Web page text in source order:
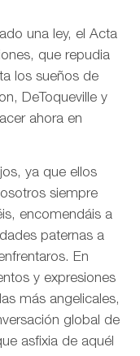
una ley, el Acta
que repudia
los sueños de
DeToqueville y
ahora en
ya que ellos
siempre
encomendáis a
paternas a
En
y expresiones
más angelicales,
global de
asfixia de aquél